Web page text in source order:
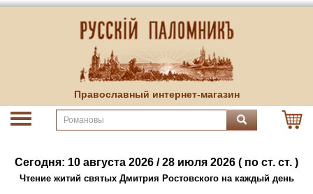
Православный интернет-магазин
Сегодня: 10 августа 2026 / 28 июля 2026 ( по ст. ст. )
Чтение житий святых Дмитрия Ростовского на каждый день